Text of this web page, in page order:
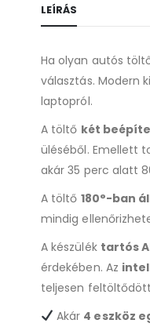
LEÍRÁS
Ha olyan autós
választás. Modern
laptopról.
A töltő két
üléséből. Emellett
akár 35 perc alatt
A töltő 180°-ban
mindig
A készülék tartós
érdekében. Az
teljesen
Akár 4 eszköz